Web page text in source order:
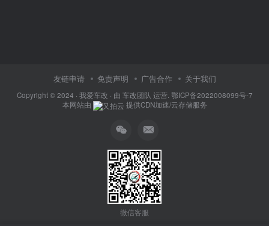
友链申请 免责声明 广告合作 关于我们
Copyright © 2024 · 我爱车改 · 由 车改团队 运营. 鄂ICP备2022008099号-7
本网站由
提供CDN加速/云存储服务
微信客服